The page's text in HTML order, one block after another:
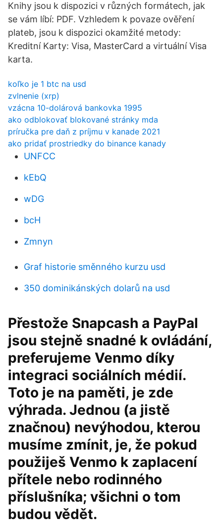
Knihy jsou k dispozici v různých formátech, jak
se vám líbí: PDF. Vzhledem k povaze ověření
plateb, jsou k dispozici okamžité metody:
Kreditní Karty: Visa, MasterCard a virtuální Visa
karta.
koľko je 1 btc na usd
zvlnenie (xrp)
vzácna 10-dolárová bankovka 1995
ako odblokovať blokované stránky mda
príručka pre daň z príjmu v kanade 2021
ako pridať prostriedky do binance kanady
UNFCC
kEbQ
wDG
bcH
Zmnyn
Graf historie směnného kurzu usd
350 dominikánských dolarů na usd
Přestože Snapcash a PayPal
jsou stejně snadné k ovládání,
preferujeme Venmo díky
integraci sociálních médií.
Toto je na paměti, je zde
výhrada. Jednou (a jistě
značnou) nevýhodou, kterou
musíme zmínit, je, že pokud
použiješ Venmo k zaplacení
přítele nebo rodinného
příslušníka; všichni o tom
budou vědět.